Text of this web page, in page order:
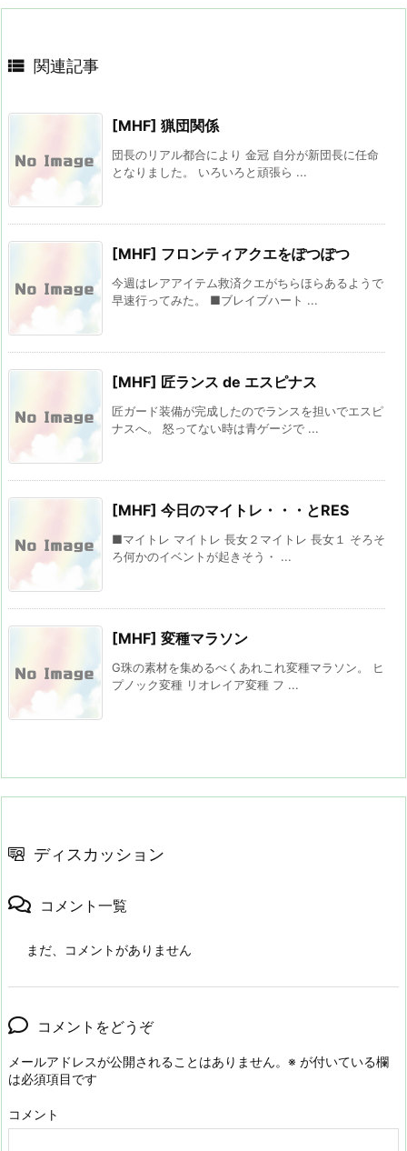
 関連記事
[MHF] 猟団関係
団長のリアル都合により 金冠 自分が新団長に任命
となりました。 いろいろと頑張ら ...
[MHF] フロンティアクエをぽつぽつ
今週はレアアイテム救済クエがちらほらあるようで
早速行ってみた。 ■ブレイブハート ...
[MHF] 匠ランス de エスピナス
匠ガード装備が完成したのでランスを担いでエスピ
ナスへ。 怒ってない時は青ゲージで ...
[MHF] 今日のマイトレ・・・とRES
■マイトレ マイトレ 長女２マイトレ 長女１ そろそ
ろ何かのイベントが起きそう・ ...
[MHF] 変種マラソン
G珠の素材を集めるべくあれこれ変種マラソン。 ヒ
プノック変種 リオレイア変種 フ ...
ディスカッション
コメント一覧
まだ、コメントがありません
コメントをどうぞ
メールアドレスが公開されることはありません。 ※ が付いている欄
は必須項目です
コメント